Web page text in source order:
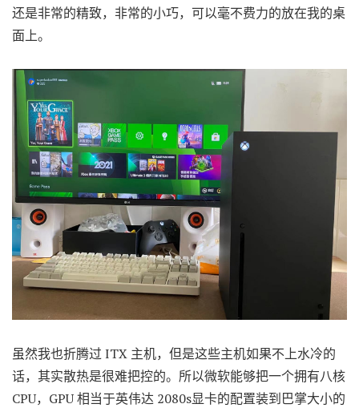
还是非常的精致，非常的小巧，可以毫不费力的放在我的桌
面上。
虽然我也折腾过 ITX 主机，但是这些主机如果不上水冷的
话，其实散热是很难把控的。所以微软能够把一个拥有八核
CPU，GPU 相当于英伟达 2080s显卡的配置装到巴掌大小的